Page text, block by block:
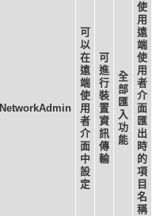
NetworkAdmin
可
以
在
遠
端
使
用
者
介
面
中
設
定
可
進
行
裝
置
資
訊
傳
輸
全
部
匯
入
功
能
使
用
遠
端
使
用
者
介
面
匯
出
時
的
項
目
名
稱